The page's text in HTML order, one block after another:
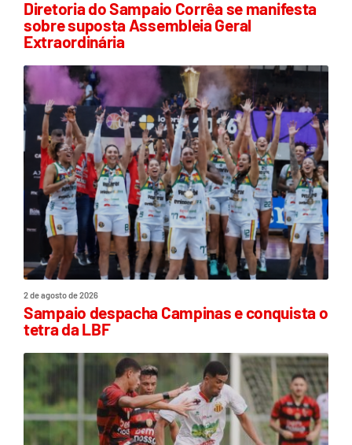
Diretoria do Sampaio Corrêa se manifesta
sobre suposta Assembleia Geral
Extraordinária
2 de agosto de 2026
Sampaio despacha Campinas e conquista o
tetra da LBF